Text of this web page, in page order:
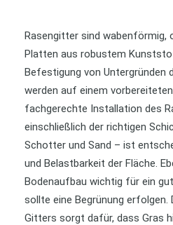
Rasengitter sind
Platten aus robustem
Befestigung von Untergründen
werden auf einem
fachgerechte Installation des
einschließlich der richtigen
Schotter und Sand – ist
und Belastbarkeit der Fläche.
Bodenaufbau wichtig für ein
sollte eine Begrünung
Gitters sorgt dafür, dass Gras